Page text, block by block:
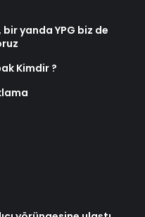
yanda YPG biz de
Kimdir ?